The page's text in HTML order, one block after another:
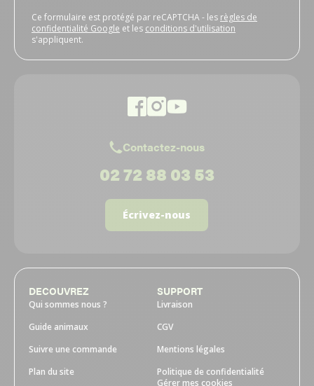
Ce formulaire est protégé par reCAPTCHA - les règles de
confidentialité Google et les conditions d'utilisation
s'appliquent.
Contactez-nous
02 72 88 03 53
Écrivez-nous
DECOUVREZ
Qui sommes nous ?
Guide animaux
Suivre une commande
Plan du site
SUPPORT
Livraison
CGV
Mentions légales
Politique de confidentialité
Gérer mes cookies